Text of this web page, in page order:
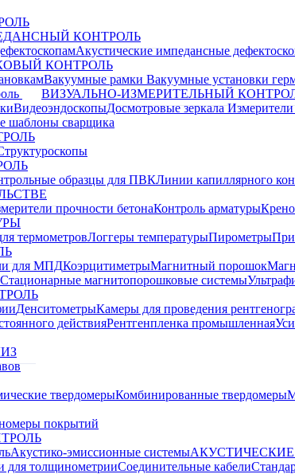
КОНТРОЛЬ
Акустические импедансные
КОНТРОЛЬ
Вакуумные рамки Вакуумные установки
ВИЗУАЛЬНО-ИЗМЕРИТЕЛЬНЫЙ
ВидеоэндоскопыДосмотровые зеркалаИзмерители
шаблоны сварщика
образцы для ПВКЛинии капиллярного
прочности бетонаКонтроль арматуры
термометровЛоггеры температурыПирометры
для МПДКоэрцитиметрыМагнитный порошок
Стационарные магнитопорошковые системы
ДенситометрыКамеры для проведения
действияРентгенпленка промышленная
твердомерыКомбинированные твердомеры
покрытий
Акустико-эмиссионные системы
для толщинометрииСоединительные кабели